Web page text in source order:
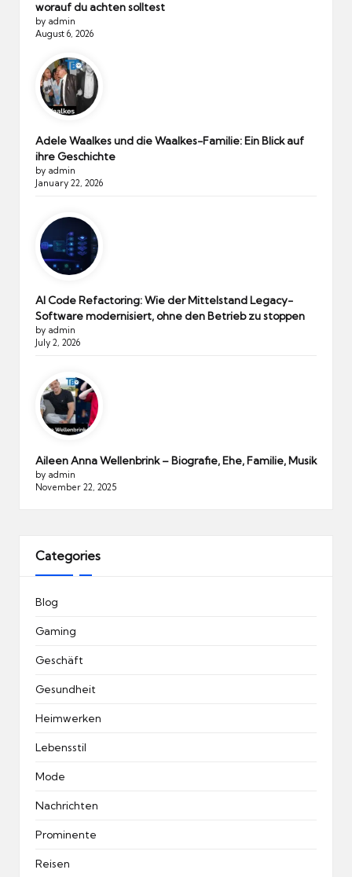
worauf du achten solltest
by admin
August 6, 2026
Adele Waalkes und die Waalkes-Familie: Ein Blick auf
ihre Geschichte
by admin
January 22, 2026
AI Code Refactoring: Wie der Mittelstand Legacy-
Software modernisiert, ohne den Betrieb zu stoppen
by admin
July 2, 2026
Aileen Anna Wellenbrink – Biografie, Ehe, Familie, Musik
by admin
November 22, 2025
Categories
Blog
Gaming
Geschäft
Gesundheit
Heimwerken
Lebensstil
Mode
Nachrichten
Prominente
Reisen